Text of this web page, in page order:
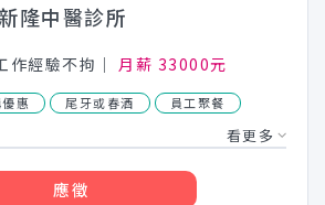
隆中醫診所
作經驗不拘│ 月薪 33000元
惠 尾牙或春酒 員工聚餐
看更多
應徵